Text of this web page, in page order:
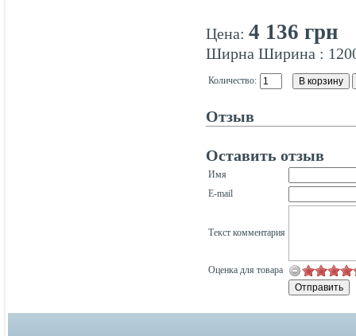
Цена: 4 136 грн
Ширна Ширина :
Количество:
Отзыв
Оставить отзыв
Имя
E-mail
Текст комментария
Оценка для товара